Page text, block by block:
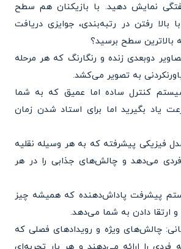
نمایش دهید. با بازیکنان هم سطح
بالا رفتن در رتبه‌بندی، جوایزی دریافت
بالاترین سطح برسید؟
دوبعدی زنده و رنگارنگ که هر مرحله
به تصویر می‌کشد.
کنترل ساده اما عمیق که به شما
یاد بگیرید اما برای استاد شدن زمان
فیزیکی پیشرفته که به هر وسیله نقلیه
می‌دهد و چالش‌های جذابی را در هر
پیشرفت پاداش‌دهنده که همیشه چیز
و ارتقا دادن به شما می‌دهد.
چالش‌های ویژه و رویدادهای فصلی که